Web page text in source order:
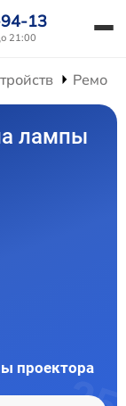
13
21:00
лампы
проектора